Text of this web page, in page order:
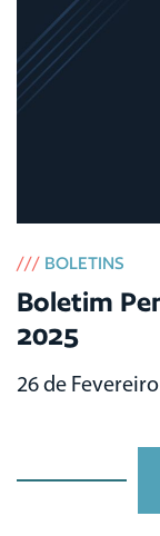
/// BOLETINS
Boletim
2025
26 de